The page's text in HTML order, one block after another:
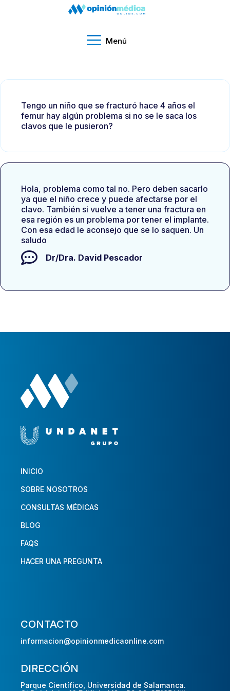
Menú
Tengo un niño que se fracturó hace 4 años el
femur hay algún problema si no se le saca los
clavos que le pusieron?
Hola, problema como tal no. Pero deben sacarlo
ya que el niño crece y puede afectarse por el
clavo. También si vuelve a tener una fractura en
esa región es un problema por tener el implante.
Con esa edad le aconsejo que se lo saquen. Un
saludo
Dr/Dra. David Pescador
INICIO
SOBRE NOSOTROS
CONSULTAS MÉDICAS
BLOG
FAQS
HACER UNA PREGUNTA
CONTACTO
informacion@opinionmedicaonline.com
DIRECCIÓN
Parque Científico, Universidad de Salamanca.